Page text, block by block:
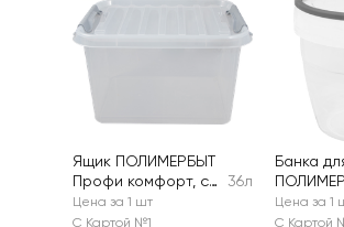
Ящик ПОЛИМЕРБЫТ
Профи комфорт, с
крышкой, 36л Арт.
4379500
36л
Цена за 1 шт
С Картой №1
Банка
с
крышкой,
Цена за 1
С Картой